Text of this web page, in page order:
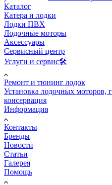
Каталог
Катера и лодки
Лодки ПВХ
Лодочные моторы
Аксессуары
Сервисный центр
Услуги и сервис🛠️
Ремонт и тюнинг лодок
Установка лодочных моторов,
консервация
Информация
Контакты
Бренды
Новости
Статьи
Галерея
Помощь